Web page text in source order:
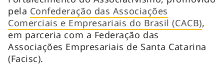
pela Confederação das Associações
Comerciais e Empresariais do Brasil (CACB),
em parceria com a Federação das
Associações Empresariais de Santa Catarina
(Facisc).